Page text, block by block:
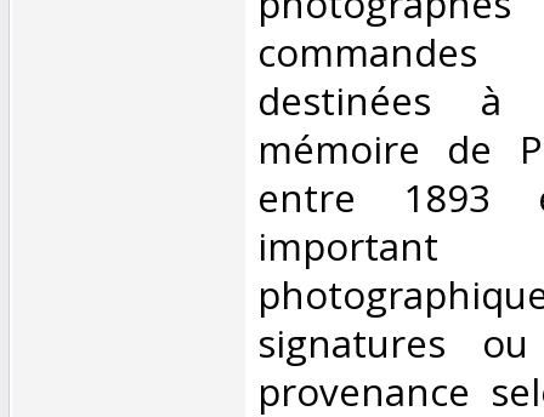
destinées à
mémoire de
entre 1893
signatures
provenance